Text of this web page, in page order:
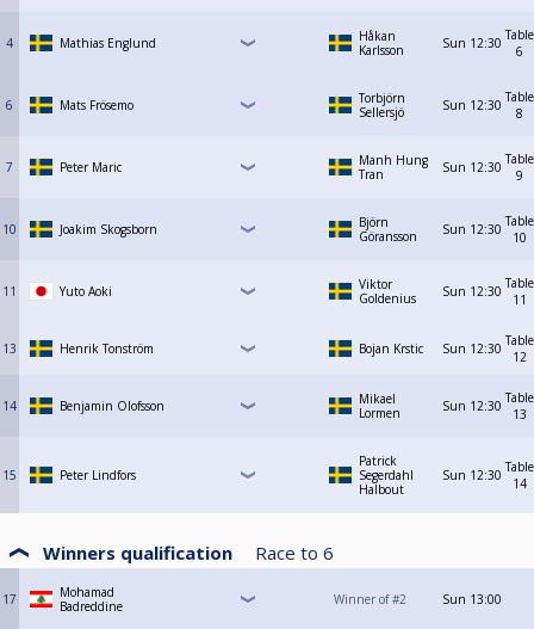
4 Mathias Englund
Håkan
Karlsson
Sun 12:30 Table
6
6 Mats Frösemo
Torbjörn
Sellersjö
Sun 12:30 Table
8
7 Peter Maric
Manh Hung
Tran
Sun 12:30 Table
9
10 Joakim Skogsborn
Björn
Göransson
Sun 12:30 Table
10
11 Yuto Aoki
Viktor
Goldenius
Sun 12:30 Table
11
13 Henrik Tonström Bojan Krstic Sun 12:30 Table
12
14 Benjamin Olofsson
Mikael
Lormen
Sun 12:30 Table
13
15 Peter Lindfors
Patrick
Segerdahl
Halbout
Sun 12:30 Table
14
Winners qualification Race to 6
17
Mohamad
Badreddine
Winner of #2 Sun 13:00